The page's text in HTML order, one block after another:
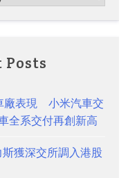
Posts
廠表現 小米汽車交
全系交付再創新高
獲深交所調入港股